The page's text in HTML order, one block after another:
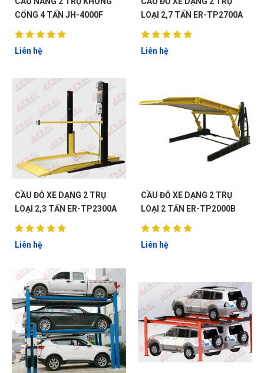
CỔNG 4 TẤN JH-4000F
Liên hệ
LOẠI 2,7 TẤN ER-TP2700A
Liên hệ
CẦU ĐỖ XE DẠNG 2 TRỤ
LOẠI 2,3 TẤN ER-TP2300A
Liên hệ
CẦU ĐỖ XE DẠNG 2 TRỤ
LOẠI 2 TẤN ER-TP2000B
Liên hệ